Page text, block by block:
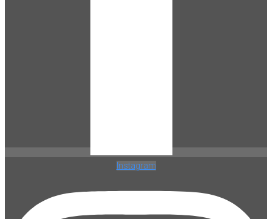
Instagram